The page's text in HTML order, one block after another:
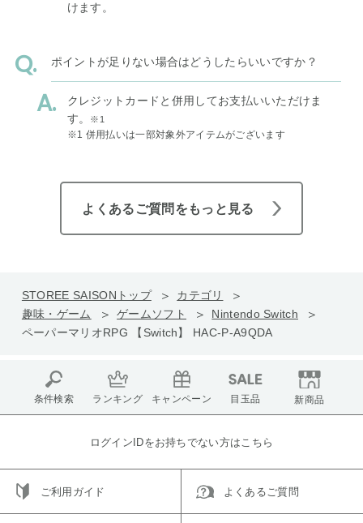
けます。
ポイントが足りない場合はどうしたらいいですか？
クレジットカードと併用してお支払いいただけま
す。
※1
※1 併用払いは一部対象外アイテムがございます
よくあるご質問をもっと見る
STOREE SAISONトップ
カテゴリ
趣味・ゲーム
ゲームソフト
Nintendo Switch
ペーパーマリオRPG 【Switch】 HAC-P-A9QDA
条件検索 ランキング キャンペーン 目玉品 新商品
ログインIDをお持ちでない方はこちら
ご利用ガイド よくあるご質問